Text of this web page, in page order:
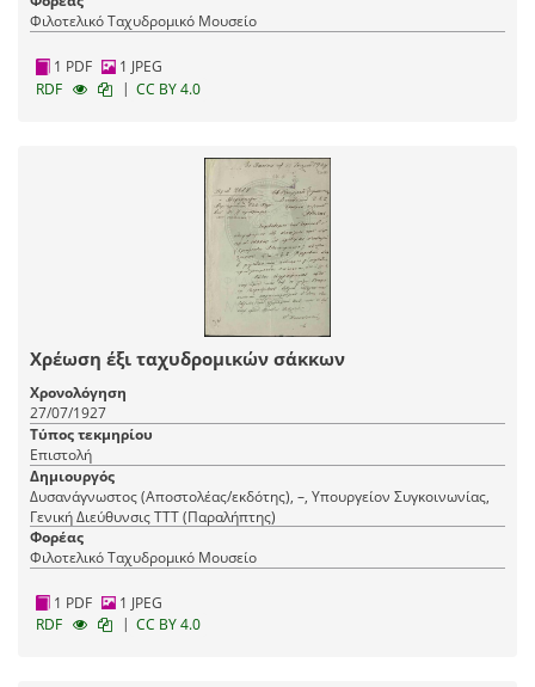
Φιλοτελικό Ταχυδρομικό Μουσείο
1 PDF
1 JPEG
RDF
| CC BY 4.0
Χρέωση έξι ταχυδρομικών σάκκων
Χρονολόγηση
27/07/1927
Τύπος τεκμηρίου
Επιστολή
Δημιουργός
Δυσανάγνωστος (Αποστολέας/εκδότης), –, Υπουργείον Συγκοινωνίας,
Γενική Διεύθυνσις ΤΤΤ (Παραλήπτης)
Φορέας
Φιλοτελικό Ταχυδρομικό Μουσείο
1 PDF
1 JPEG
RDF
| CC BY 4.0